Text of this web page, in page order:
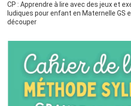
CP : Apprendre à lire avec des jeux et
ludiques pour enfant en Maternelle GS
découper